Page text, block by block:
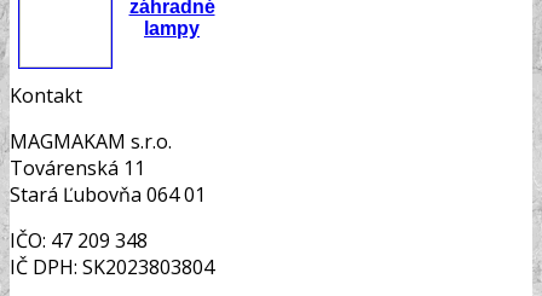
záhradné
lampy
Kontakt
MAGMAKAM s.r.o.
Továrenská 11
Stará Ľubovňa 064 01
IČO: 47 209 348
IČ DPH: SK2023803804